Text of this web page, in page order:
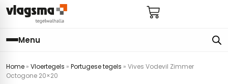
Menu
Home » Vloertegels » Portugese tegels » Vives Vodevil Zimmer
Octogone 20×20